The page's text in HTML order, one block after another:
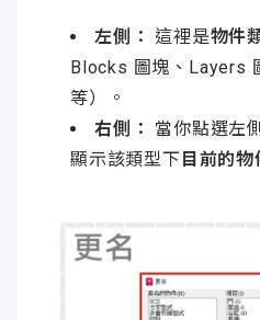
左側： 這裡是物件
Blocks 圖塊、Layers
等）。
右側： 當你點選左
顯示該類型下 目前的物